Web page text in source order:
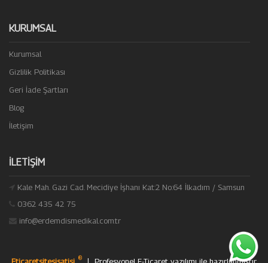
KURUMSAL
Kurumsal
Gizlilik Politikası
Geri İade Şartları
Blog
İletişim
İLETIŞIM
Kale Mah. Gazi Cad. Mecidiye İşhanı Kat:2 No:64 İlkadım / Samsun
0362 435 42 75
info@erdemdismedikal.com.tr
®